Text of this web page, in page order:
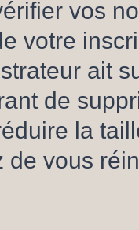
vos
votre
ait
de
la
de vous